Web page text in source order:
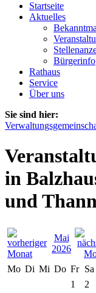
Startseite
Aktuelles
Bürgerinfo
Rathaus
Service
Über uns
Sie sind hier:
in
und
Mai
2026
Mo Di Mi Do Fr Sa
1
2